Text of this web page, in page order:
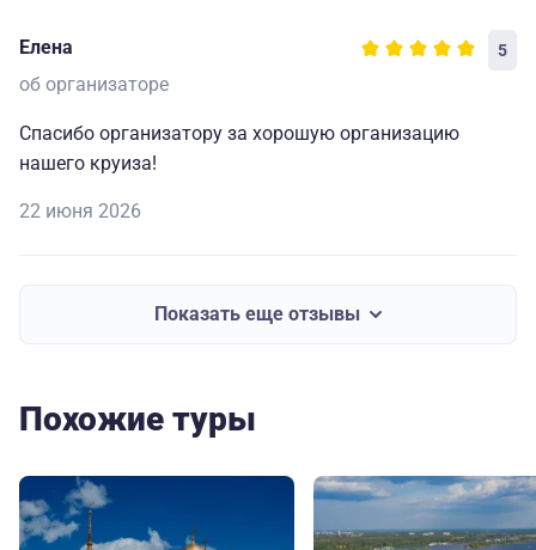
капитану и всему составу за прекрасно
организованный отдых.🥰
Елена 5
об организаторе
Спасибо организатору за хорошую организацию
нашего круиза!
22 июня 2026
Показать еще отзывы
Похожие туры